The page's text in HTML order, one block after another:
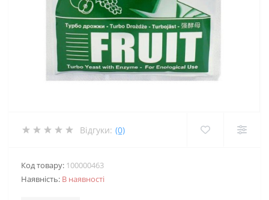
Відгуки: (0)
Код товару: 100000463
Наявність: В наявності